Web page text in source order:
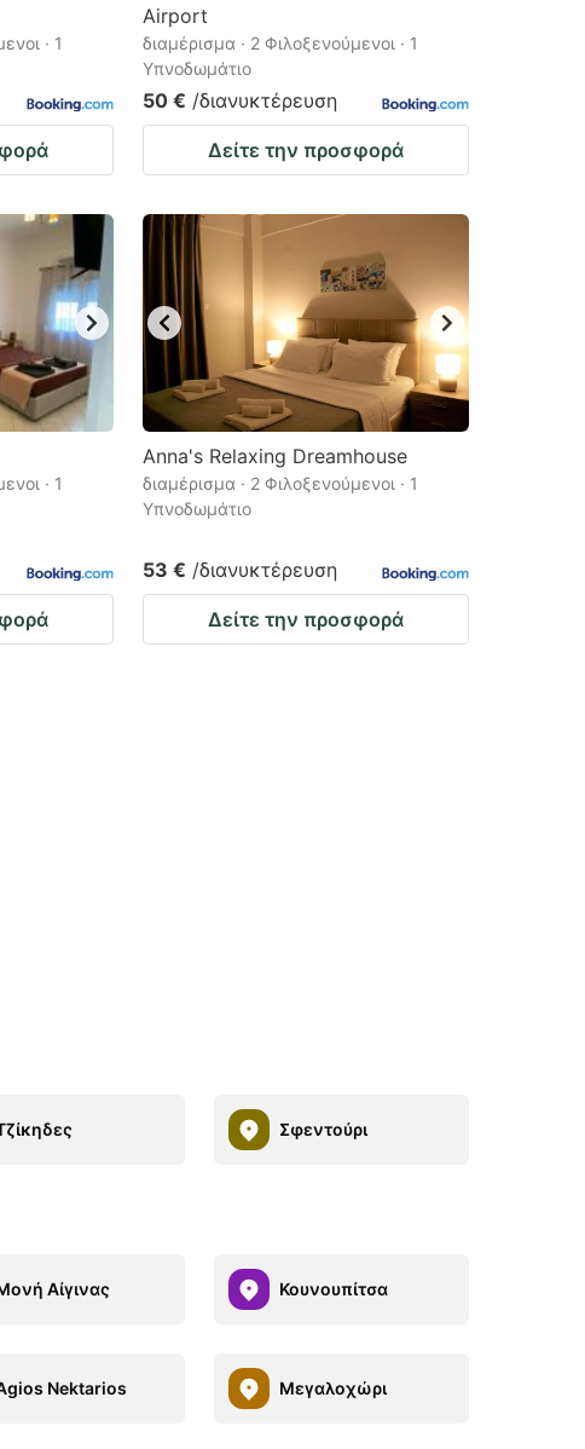
· 1
Airport
διαμέρισμα · 2 Φιλοξενούμενοι · 1
Υπνοδωμάτιο
50 € /διανυκτέρευση
Δείτε την προσφορά
· 1
Anna's Relaxing Dreamhouse
διαμέρισμα · 2 Φιλοξενούμενοι · 1
Υπνοδωμάτιο
53 € /διανυκτέρευση
Δείτε την προσφορά
Σφεντούρι
Αίγινας Κουνουπίτσα
Nektarios Μεγαλοχώρι